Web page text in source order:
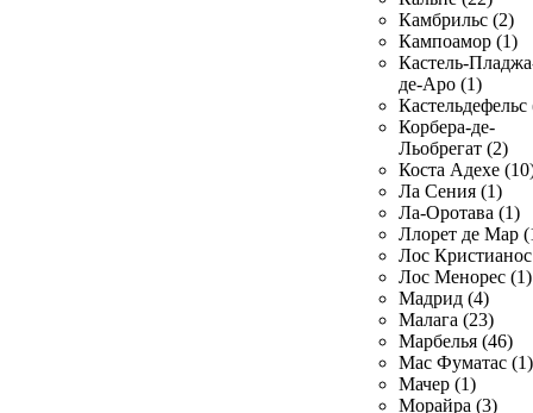
Камбрильс (2)
Кампоамор (1)
Кастель-
де-Аро (1)
Кастельдефельс
Корбера-де-
Льобрегат (2)
Коста Адехе
Ла Сения (1)
Ла-Оротава (1)
Ллорет де Мар
Лос
Лос Менорес (1)
Мадрид (4)
Малага (23)
Марбелья (46)
Мас Фуматас (1)
Мачер (1)
Морайра (3)